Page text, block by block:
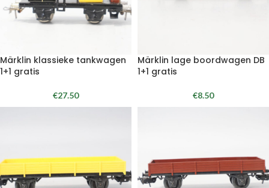
Märklin klassieke tankwagen
1+1 gratis
€27.50
Märklin lage boordwagen DB
1+1 gratis
€8.50